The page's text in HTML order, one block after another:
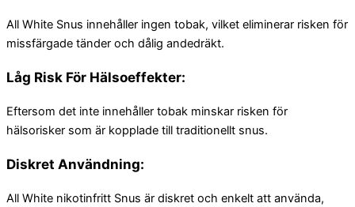
All White Snus innehåller ingen tobak, vilket eliminerar risken för
missfärgade tänder och dålig andedräkt.
Låg Risk För Hälsoeffekter:
Eftersom det inte innehåller tobak minskar risken för
hälsorisker som är kopplade till traditionellt snus.
Diskret Användning:
All White nikotinfritt Snus är diskret och enkelt att använda,